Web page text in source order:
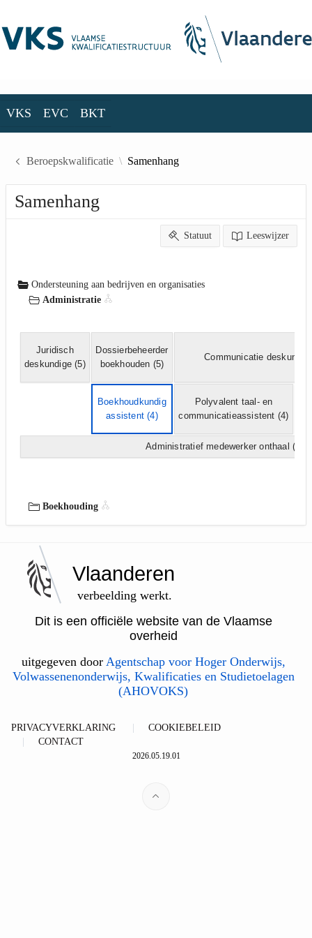
VKS EVC BKT
Beroepskwalificatie Samenhang
Samenhang
Statuut Leeswijzer
Ondersteuning aan bedrijven en organisaties
Administratie
Juridisch
deskundige (5)
Dossierbeheerder
boekhouden (5)
Communicatie
Boekhoudkundig
assistent (4)
Polyvalent taal- en
communicatieassistent (4)
Administratief medewerker onthaal (3)
Boekhouding
Vlaanderen
verbeelding werkt.
Dit is een officiële website van de Vlaamse
overheid
uitgegeven door Agentschap voor Hoger Onderwijs,
Volwassenenonderwijs, Kwalificaties en Studietoelagen
(AHOVOKS)
PRIVACYVERKLARING
COOKIEBELEID
CONTACT
2026.05.19.01